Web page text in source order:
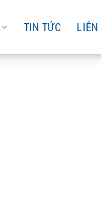
TIN TỨC LIÊN